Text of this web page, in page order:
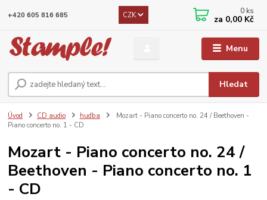
Menu
CZK
Hledat
+420 605 816 685 0 ks
za 0,00 Kč
Úvod CD audio hudba
Mozart - Piano concerto no. 24 / Beethoven -
Piano concerto no. 1 - CD
Mozart - Piano concerto no. 24 /
Beethoven - Piano concerto no. 1
- CD